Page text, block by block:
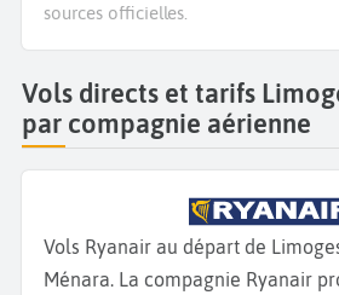
sources officielles.
Vols directs et tarifs
par compagnie aérienne
Vols Ryanair au départ de
Ménara. La compagnie Ryanair